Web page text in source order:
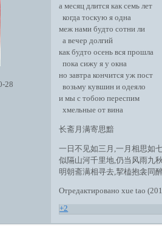
28
а месяц длится как семь лет
когда тоскую я одна
меж нами будто сотни ли
а вечер долгий
как будто осень вся прошла
пока сижу я у окна
но завтра кончится уж пост
возьму кувшин и одеяло
и мы с тобою переспим
хмельные от вина
长斋月满寄思黯
一日不见如三月,一月相思如
似隔山河千里地,仍当风雨九
明朝斋满相寻去,挈榼抱衾同
Отредактировано xue tao
+2